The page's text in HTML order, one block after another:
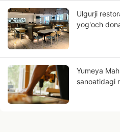
Ulgurji
yog'och
Yumeya
sanoatidagi